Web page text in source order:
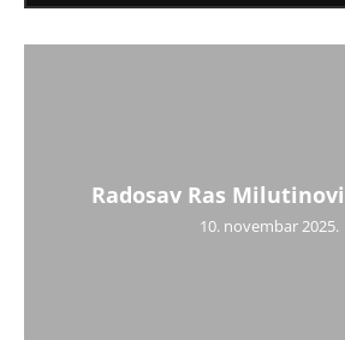
Radosav Ras
10. novembar 2025.